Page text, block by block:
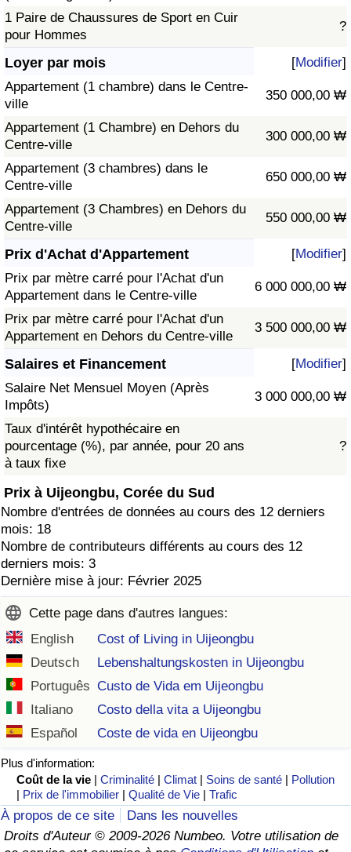
1 Paire de Chaussures de Sport en Cuir
pour Hommes
?
Loyer par mois [Modifier]
Appartement (1 chambre) dans le Centre-
ville
350 000,00 ₩
Appartement (1 Chambre) en Dehors du
Centre-ville
300 000,00 ₩
Appartement (3 chambres) dans le
Centre-ville
650 000,00 ₩
Appartement (3 Chambres) en Dehors du
Centre-ville
550 000,00 ₩
Prix d'Achat d'Appartement [Modifier]
Prix par mètre carré pour l'Achat d'un
Appartement dans le Centre-ville
6 000 000,00 ₩
Prix par mètre carré pour l'Achat d'un
Appartement en Dehors du Centre-ville
3 500 000,00 ₩
Salaires et Financement [Modifier]
Salaire Net Mensuel Moyen (Après
Impôts)
3 000 000,00 ₩
Taux d'intérêt hypothécaire en
pourcentage (%), par année, pour 20 ans
à taux fixe
?
Prix à Uijeongbu, Corée du Sud
Nombre d'entrées de données au cours des 12 derniers
mois: 18
Nombre de contributeurs différents au cours des 12
derniers mois: 3
Dernière mise à jour: Février 2025
Cette page dans d'autres langues:
English
Cost of Living in Uijeongbu
Deutsch
Lebenshaltungskosten in Uijeongbu
Português Custo de Vida em Uijeongbu
Italiano
Costo della vita a Uijeongbu
Español
Coste de vida en Uijeongbu
Plus d'information:
Coût de la vie |Criminalité |Climat | Soins de santé | Pollution
| Prix de l'immobilier |Qualité de Vie |Trafic
À propos de ce site
Dans les nouvelles
Droits d'Auteur © 2009-2026 Numbeo. Votre utilisation de